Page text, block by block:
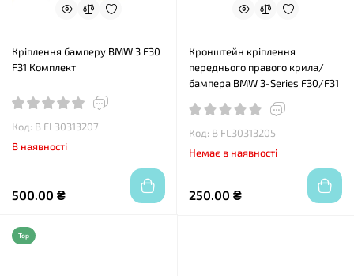
Кріплення бамперу BMW 3 F30
F31 Комплект
Код: B FL30313207
В наявності
500.00 ₴
Кронштейн кріплення
переднього правого крила/
бампера BMW 3-Series F30/F31
Код: B FL30313205
Немає в наявності
250.00 ₴
Top